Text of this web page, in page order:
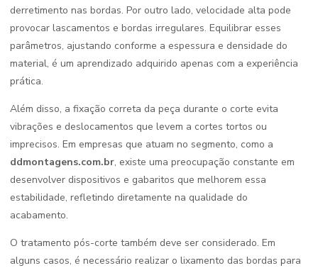
derretimento nas bordas. Por outro lado, velocidade alta pode
provocar lascamentos e bordas irregulares. Equilibrar esses
parâmetros, ajustando conforme a espessura e densidade do
material, é um aprendizado adquirido apenas com a experiência
prática.
Além disso, a fixação correta da peça durante o corte evita
vibrações e deslocamentos que levem a cortes tortos ou
imprecisos. Em empresas que atuam no segmento, como a
ddmontagens.com.br, existe uma preocupação constante em
desenvolver dispositivos e gabaritos que melhorem essa
estabilidade, refletindo diretamente na qualidade do
acabamento.
O tratamento pós-corte também deve ser considerado. Em
alguns casos, é necessário realizar o lixamento das bordas para